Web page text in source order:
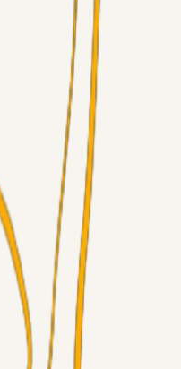
Mod En Utålmodig
6 mio Euro